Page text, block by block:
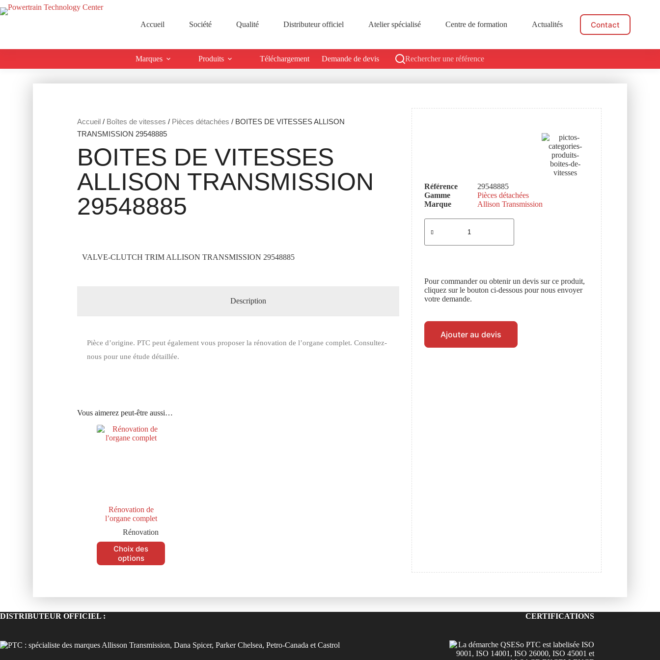
Accueil Société Qualité Distributeur officiel Atelier spécialisé Centre de formation Actualités Contact
Marques Produits Téléchargement Demande de devis Rechercher une référence
Accueil / Boîtes de vitesses / Pièces détachées / BOITES DE VITESSES ALLISON
TRANSMISSION 29548885
BOITES DE VITESSES
ALLISON TRANSMISSION
29548885
VALVE-CLUTCH TRIM ALLISON TRANSMISSION 29548885
Description
Pièce d’origine. PTC peut également vous proposer la rénovation de l’organe complet. Consultez-
nous pour une étude détaillée.
Vous aimerez peut-être aussi…
Rénovation de
l’organe complet
Rénovation
Choix des
options
Référence
29548885
Gamme
Pièces détachées
Marque
Allison Transmission
Pour commander ou obtenir un devis sur ce produit,
cliquez sur le bouton ci-dessous pour nous envoyer
votre demande.
Ajouter au devis
DISTRIBUTEUR OFFICIEL : CERTIFICATIONS